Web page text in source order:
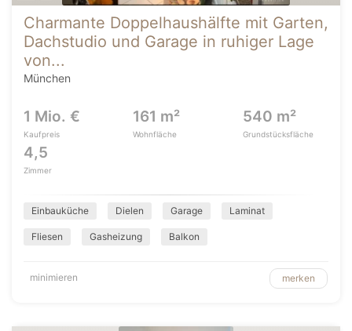
Charmante Doppelhaushälfte mit Garten,
Dachstudio und Garage in ruhiger Lage
von...
München
1 Mio. €
Kaufpreis
161 m²
Wohnfläche
540 m²
Grundstücksfläche
4,5
Zimmer
Einbauküche Dielen Garage Laminat
Fliesen Gasheizung Balkon
minimieren merken